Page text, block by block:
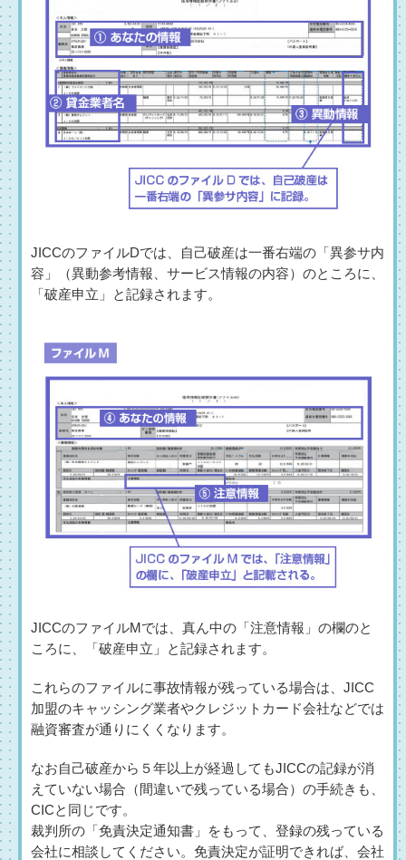
JICCのファイルDでは、自己破産は一番右端の「異参サ内
容」（異動参考情報、サービス情報の内容）のところに、
「破産申立」と記録されます。
JICCのファイルMでは、真ん中の「注意情報」の欄のと
ころに、「破産申立」と記録されます。
これらのファイルに事故情報が残っている場合は、JICC
加盟のキャッシング業者やクレジットカード会社などでは
融資審査が通りにくくなります。
なお自己破産から５年以上が経過してもJICCの記録が消
えていない場合（間違いで残っている場合）の手続きも、
CICと同じです。
裁判所の「免責決定通知書」をもって、登録の残っている
会社に相談してください。免責決定が証明できれば、会社